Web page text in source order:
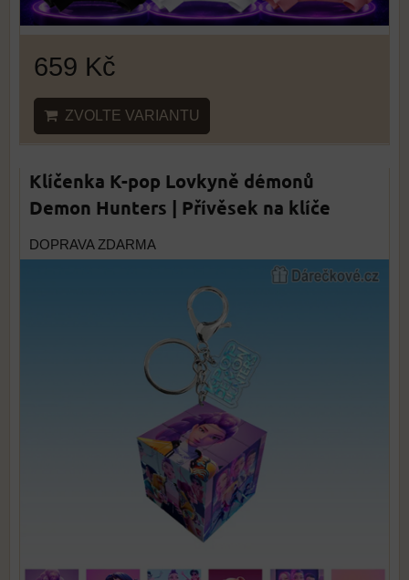
659 Kč
ZVOLTE VARIANTU
Klíčenka K-pop Lovkyně démonů
Demon Hunters | Přívěsek na klíče
DOPRAVA ZDARMA